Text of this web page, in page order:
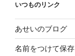
ヴ
いつものリンク
あせいのブログ
名前をつけて保存